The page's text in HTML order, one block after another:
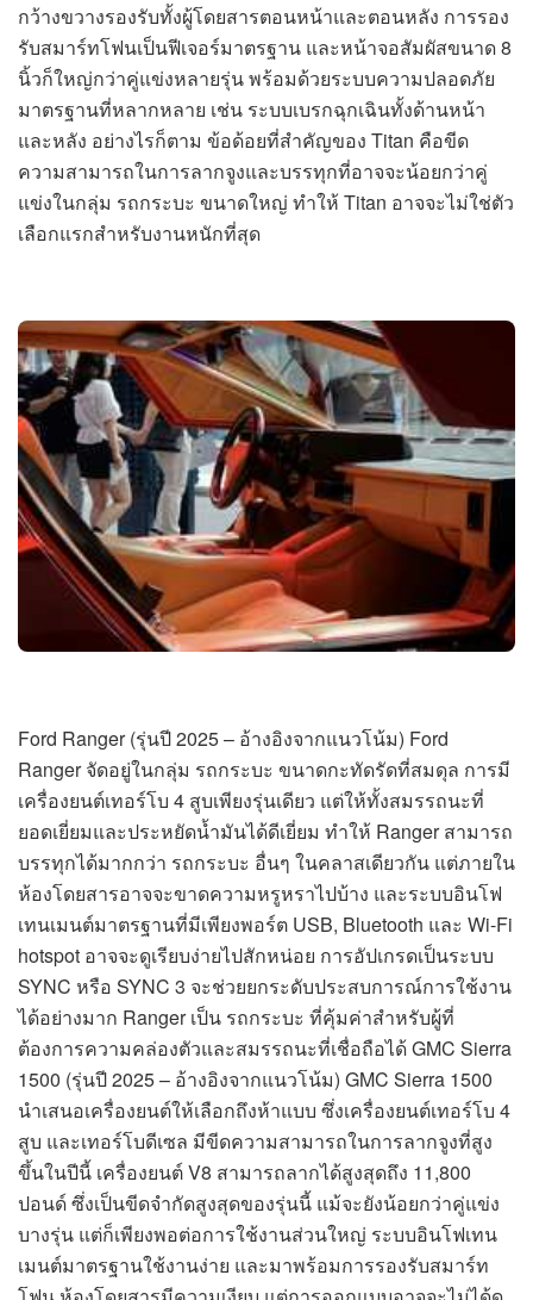
กว้างขวางรองรับทั้งผู้โดยสารตอนหน้าและตอนหลัง การรอง
รับสมาร์ทโฟนเป็นฟีเจอร์มาตรฐาน และหน้าจอสัมผัสขนาด 8
นิ้วก็ใหญ่กว่าคู่แข่งหลายรุ่น พร้อมด้วยระบบความปลอดภัย
มาตรฐานที่หลากหลาย เช่น ระบบเบรกฉุกเฉินทั้งด้านหน้า
และหลัง อย่างไรก็ตาม ข้อด้อยที่สำคัญของ Titan คือขีด
ความสามารถในการลากจูงและบรรทุกที่อาจจะน้อยกว่าคู่
แข่งในกลุ่ม รถกระบะ ขนาดใหญ่ ทำให้ Titan อาจจะไม่ใช่ตัว
เลือกแรกสำหรับงานหนักที่สุด
Ford Ranger (รุ่นปี 2025 – อ้างอิงจากแนวโน้ม) Ford
Ranger จัดอยู่ในกลุ่ม รถกระบะ ขนาดกะทัดรัดที่สมดุล การมี
เครื่องยนต์เทอร์โบ 4 สูบเพียงรุ่นเดียว แต่ให้ทั้งสมรรถนะที่
ยอดเยี่ยมและประหยัดน้ำมันได้ดีเยี่ยม ทำให้ Ranger สามารถ
บรรทุกได้มากกว่า รถกระบะ อื่นๆ ในคลาสเดียวกัน แต่ภายใน
ห้องโดยสารอาจจะขาดความหรูหราไปบ้าง และระบบอินโฟ
เทนเมนต์มาตรฐานที่มีเพียงพอร์ต USB, Bluetooth และ Wi-Fi
hotspot อาจจะดูเรียบง่ายไปสักหน่อย การอัปเกรดเป็นระบบ
SYNC หรือ SYNC 3 จะช่วยยกระดับประสบการณ์การใช้งาน
ได้อย่างมาก Ranger เป็น รถกระบะ ที่คุ้มค่าสำหรับผู้ที่
ต้องการความคล่องตัวและสมรรถนะที่เชื่อถือได้ GMC Sierra
1500 (รุ่นปี 2025 – อ้างอิงจากแนวโน้ม) GMC Sierra 1500
นำเสนอเครื่องยนต์ให้เลือกถึงห้าแบบ ซึ่งเครื่องยนต์เทอร์โบ 4
สูบ และเทอร์โบดีเซล มีขีดความสามารถในการลากจูงที่สูง
ขึ้นในปีนี้ เครื่องยนต์ V8 สามารถลากได้สูงสุดถึง 11,800
ปอนด์ ซึ่งเป็นขีดจำกัดสูงสุดของรุ่นนี้ แม้จะยังน้อยกว่าคู่แข่ง
บางรุ่น แต่ก็เพียงพอต่อการใช้งานส่วนใหญ่ ระบบอินโฟเทน
เมนต์มาตรฐานใช้งานง่าย และมาพร้อมการรองรับสมาร์ท